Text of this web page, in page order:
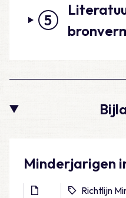
5
Minderjarigen
Richtlijn